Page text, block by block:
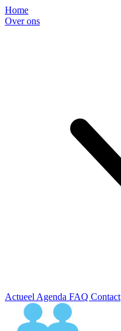
Home
Over ons
Actueel Agenda FAQ Contact